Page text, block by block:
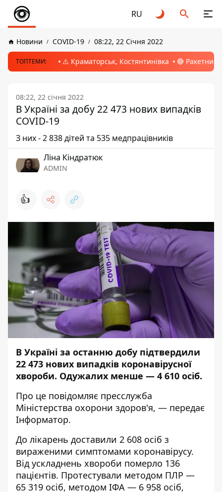
RU
Новини COVID-19 08:22, 22 Січня 2022
ТОПТЕМИ: ⚠️ Краматорськ, Костянтинівка 🔴 Ракетний
08:22, 22 січня 2022
В Україні за добу 22 473 нових випадків
COVID-19
З них - 2 838 дітей та 535 медпрацівників
Ліна Кіндратюк
ADMIN
👍
В Україні за останню добу підтвердили
22 473 нових випадків коронавірусної
хвороби. Одужалих менше — 4 610 осіб.
Про це повідомляє пресслужба
Міністерства охорони здоров'я, — передає
Інформатор.
До лікарень доставили 2 608 осіб з
вираженими симптомами коронавірусу.
Від ускладнень хвороби померло 136
пацієнтів. Протестували методом ПЛР —
65 319 осіб, методом ІФА — 6 958 осіб,